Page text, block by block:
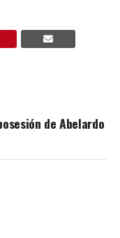
de Abelardo